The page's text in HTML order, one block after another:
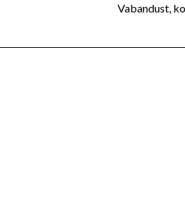
Vabandust,